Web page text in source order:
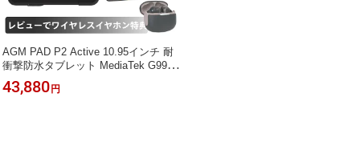
AGM PAD P2 Active 10.95インチ 耐
衝撃防水タブレット MediaTek G99 1
6G（8+8） RAM+256GB 1920x1200
FHD+ 90Hz IP68/IP69K/810H認証 80
43,880円